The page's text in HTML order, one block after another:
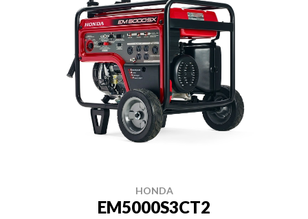
HONDA
EM5000S3CT2